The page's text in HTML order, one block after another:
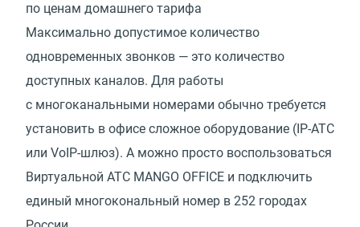
по ценам домашнего тарифа
Максимально допустимое количество
одновременных звонков — это количество
доступных каналов. Для работы
с многоканальными номерами обычно требуется
установить в офисе сложное оборудование (IP-АТС
или VoIP-шлюз). А можно просто воспользоваться
Виртуальной АТС MANGO OFFICE и подключить
единый многокональный номер в 252 городах